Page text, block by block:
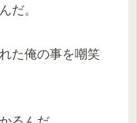
だ。
た俺の事を嘲笑